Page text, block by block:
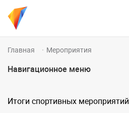
Главная Мероприятия
Навигационное меню
Итоги спортивных мероприятий